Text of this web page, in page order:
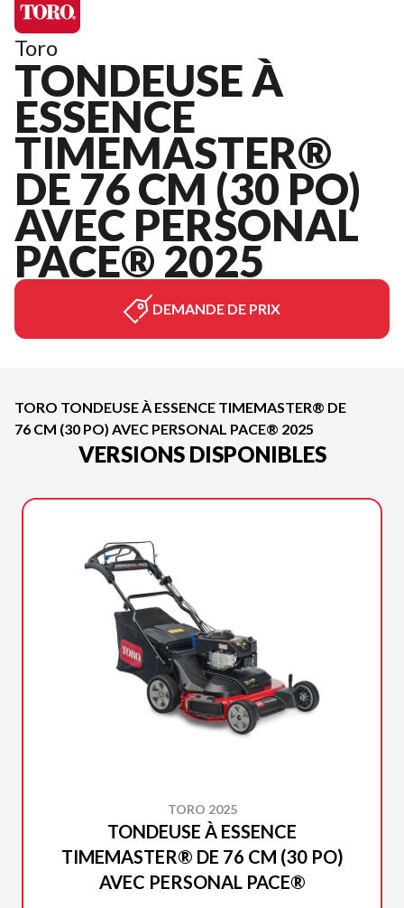
Toro
TONDEUSE À
ESSENCE
TIMEMASTER®
DE 76 CM (30 PO)
AVEC PERSONAL
PACE® 2025
DEMANDE DE PRIX
TORO TONDEUSE À ESSENCE TIMEMASTER® DE
76 CM (30 PO) AVEC PERSONAL PACE® 2025
VERSIONS DISPONIBLES
TORO 2025
TONDEUSE À ESSENCE
TIMEMASTER® DE 76 CM (30 PO)
AVEC PERSONAL PACE®